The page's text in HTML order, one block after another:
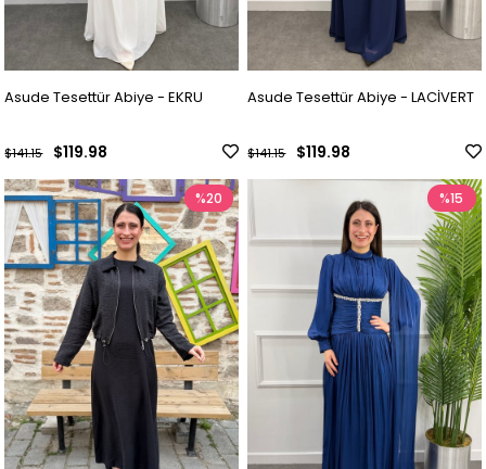
Asude Tesettür Abiye - EKRU
$119.98
$141.15
Asude Tesettür Abiye - LACİVERT
$119.98
$141.15
%20 %15